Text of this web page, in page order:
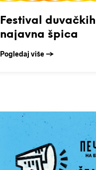
Festival duvačkih
najavna špica
Pogledaj više →